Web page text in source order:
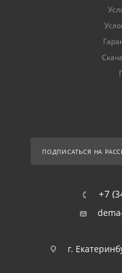
ПОДПИСАТЬСЯ НА
+7
г.